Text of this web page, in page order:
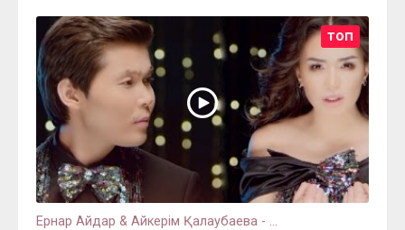
ТОП
Ернар Айдар & Айкерім Қалаубаева - ...